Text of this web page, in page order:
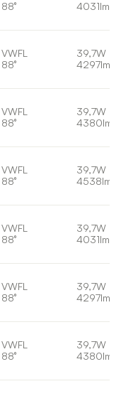
88°
4031lm
VWFL
88°
39,7W
4297lm
VWFL
88°
39,7W
4380lm
VWFL
88°
39,7W
4538lm
VWFL
88°
39,7W
4031lm
VWFL
88°
39,7W
4297lm
VWFL
88°
39,7W
4380lm